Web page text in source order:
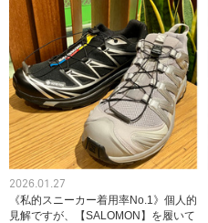
2026.01.27
《私的スニーカー着用率No.1》個人的
見解ですが、【SALOMON】を履いて